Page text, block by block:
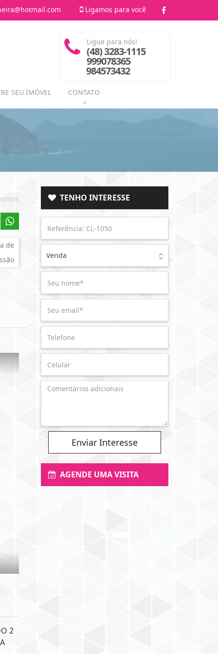
Ligamos para você
SEU IMÓVEL CONTATO
Ligue para nós!
(48) 3283-1115
999078365
984573432
de
2
TENHO INTERESSE
Venda
Enviar Interesse
AGENDE UMA VISITA